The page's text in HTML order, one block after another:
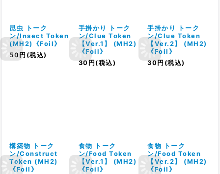
昆虫 トーク
ン/Insect Token
(MH2)《Foil》
50円 (税込)
手掛かり トーク
ン/Clue Token
【Ver.1】 (MH2)
《Foil》
30 円 (税込)
手掛かり トーク
ン/Clue Token
【Ver.2】 (MH2)
《Foil》
30 円 (税込)
構築物 トーク
ン/Construct
Token (MH2)
《Foil》
食物 トーク
ン/Food Token
【Ver.1】 (MH2)
《Foil》
食物 トーク
ン/Food Token
【Ver.2】 (MH2)
《Foil》